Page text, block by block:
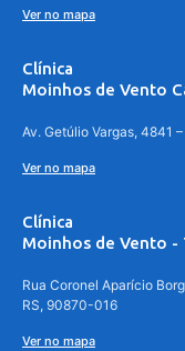
Ver no mapa
Clínica
Moinhos de Vento
Av. Getúlio Vargas, 4841
Ver no mapa
Clínica
Moinhos de Vento -
Rua Coronel Aparício
RS, 90870-016
Ver no mapa